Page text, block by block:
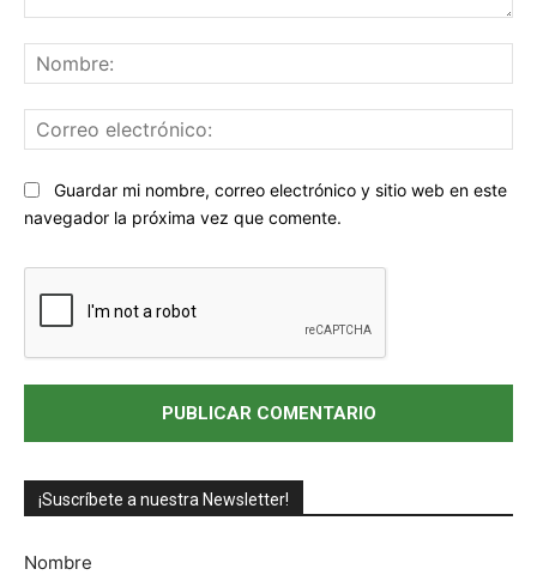
Sitio
web:
Guardar mi nombre, correo electrónico y sitio web en este
navegador la próxima vez que comente.
¡Suscríbete a nuestra Newsletter!
Nombre